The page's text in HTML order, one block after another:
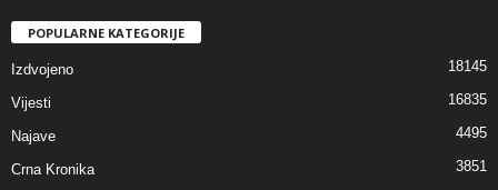
POPULARNE KATEGORIJE
Izdvojeno 18145
Vijesti 16835
Najave 4495
Crna Kronika 3851